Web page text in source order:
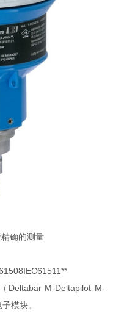
确的测量
Deltabar M-Deltapilot M-
模块。